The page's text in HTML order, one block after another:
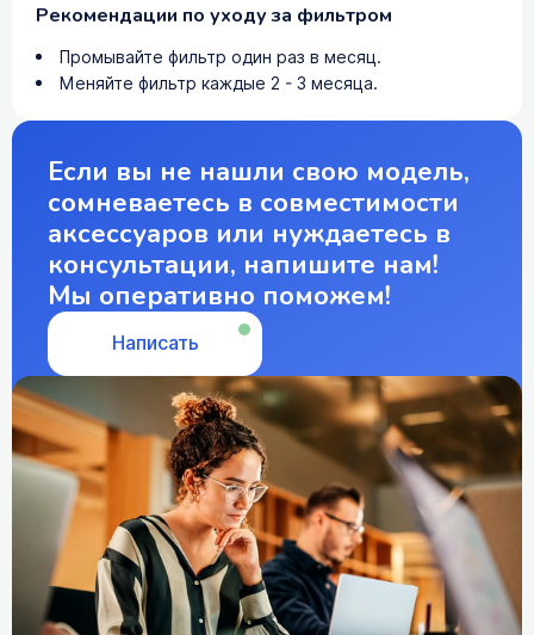
Рекомендации по уходу за фильтром
Промывайте фильтр один раз в месяц.
Меняйте фильтр каждые 2 - 3 месяца.
Если вы не нашли свою модель,
сомневаетесь в совместимости
аксессуаров или нуждаетесь в
консультации, напишите нам!
Мы оперативно поможем!
Написать